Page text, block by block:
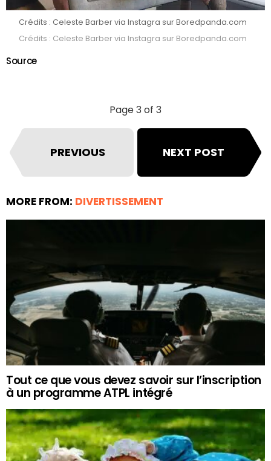
Crédits : Celeste Barber via Instagra sur Boredpanda.com
Crédits : Celeste Barber via Instagra sur Boredpanda.com
Source
Page 3 of 3
PREVIOUS NEXT POST
MORE FROM: DIVERTISSEMENT
Tout ce que vous devez savoir sur l’inscription
à un programme ATPL intégré